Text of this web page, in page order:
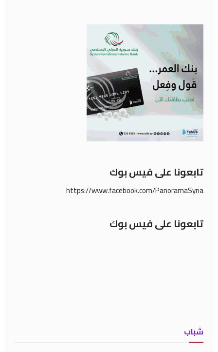
تابعونا على فيس بوك
https://www.facebook.com/PanoramaSyria
تابعونا على فيس بوك
شباب